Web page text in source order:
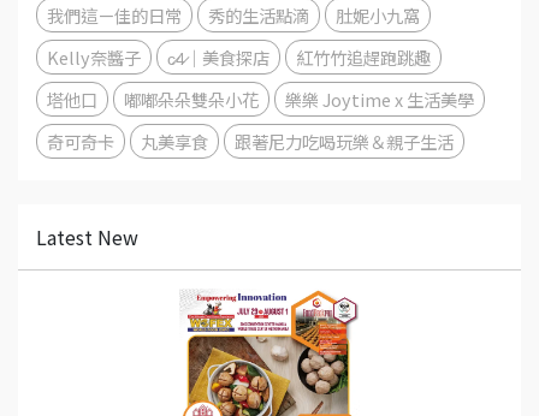
我們這ㄧ佳的日常
秀的生活點滴
肚妮小九窩
Kelly奈醬子
c̷4̷｜美食探店
紅竹竹追趕跑跳趣
塔他口
嘟嘟朵朵雙朵小花
樂樂 Joytime x 生活美學
奇可奇卡
丸美享食 跟著尼力吃喝玩樂＆親子生活
Latest New